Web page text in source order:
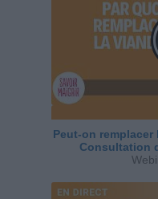
Peut-on
Consultation